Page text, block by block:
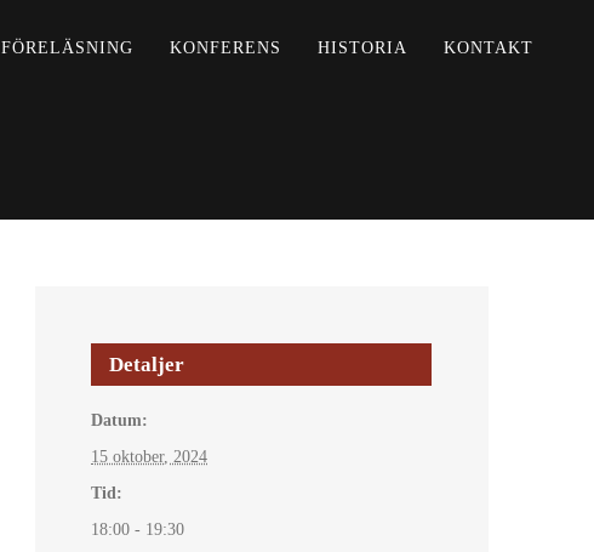
FÖRELÄSNING KONFERENS HISTORIA KONTAKT
Detaljer
Datum:
15 oktober, 2024
Tid:
18:00 - 19:30